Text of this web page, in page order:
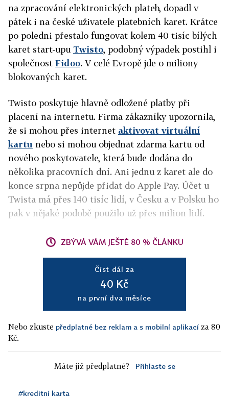
na zpracování elektronických plateb, dopadl v
pátek i na české uživatele platebních karet. Krátce
po poledni přestalo fungovat kolem 40 tisíc bílých
karet start-upu Twisto, podobný výpadek postihl i
společnost Fidoo. V celé Evropě jde o miliony
blokovaných karet.
Twisto poskytuje hlavně odložené platby při
placení na internetu. Firma zákazníky upozornila,
že si mohou přes internet aktivovat virtuální
kartu nebo si mohou objednat zdarma kartu od
nového poskytovatele, která bude dodána do
několika pracovních dní. Ani jednu z karet ale do
konce srpna nepůjde přidat do Apple Pay. Účet u
Twista má přes 140 tisíc lidí, v Česku a v Polsku ho
pak v nějaké podobě použilo už přes milion lidí.
ZBÝVÁ VÁM JEŠTĚ 80 % ČLÁNKU
Číst dál za
40 Kč
na první dva měsíce
Nebo zkuste předplatné bez reklam a s mobilní aplikací za 80
Kč.
Máte již předplatné? Přihlaste se
#kreditní karta